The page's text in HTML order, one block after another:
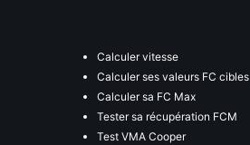
Calculer vitesse
Calculer ses valeurs FC cibles
Calculer sa FC Max
Tester sa récupération FCM
Test VMA Cooper